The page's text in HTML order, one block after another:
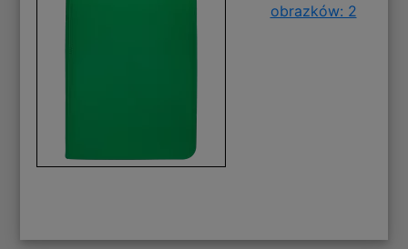
obrazków: 2